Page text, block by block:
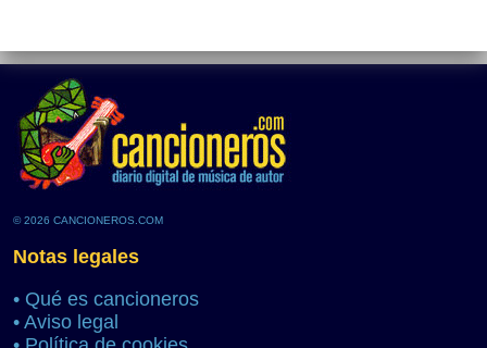
© 2026 CANCIONEROS.COM
Notas legales
• Qué es cancioneros
• Aviso legal